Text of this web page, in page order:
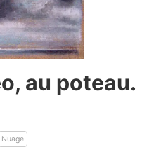
au poteau.
Nuage